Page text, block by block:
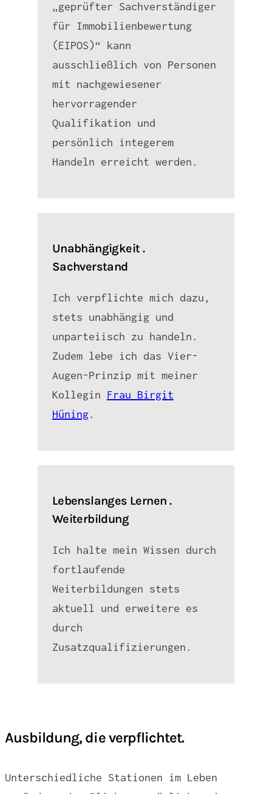
„geprüfter Sachverständiger
für Immobilienbewertung
(EIPOS)“ kann
ausschließlich von Personen
mit nachgewiesener
hervorragender
Qualifikation und
persönlich integerem
Handeln erreicht werden.
Unabhängigkeit .
Sachverstand
Ich verpflichte mich dazu,
stets unabhängig und
unparteiisch zu handeln.
Zudem lebe ich das Vier-
Augen-Prinzip mit meiner
Kollegin Frau Birgit
Hüning.
Lebenslanges Lernen .
Weiterbildung
Ich halte mein Wissen durch
fortlaufende
Weiterbildungen stets
aktuell und erweitere es
durch
Zusatzqualifizierungen.
Ausbildung, die verpflichtet.
Unterschiedliche Stationen im Leben